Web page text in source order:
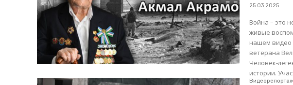
25.03.2025
Война – это
живые
нашем видео
ветерана
Человек-
истории.